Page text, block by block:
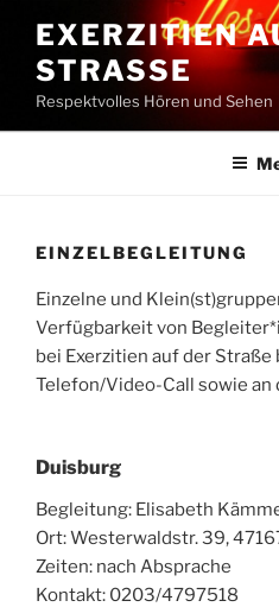
Inhalt
springen
EXERZITIEN
STRASSE
Respektvolles Hören und Sehen
EINZELBEGLEITUNG
Einzelne und
Verfügbarkeit von
bei Exerzitien auf der
Telefon/Video-Call sowie an
Duisburg
Begleitung: Elisabeth
Ort: Westerwaldstr. 39,
Zeiten: nach Absprache
Kontakt: 0203/4797518